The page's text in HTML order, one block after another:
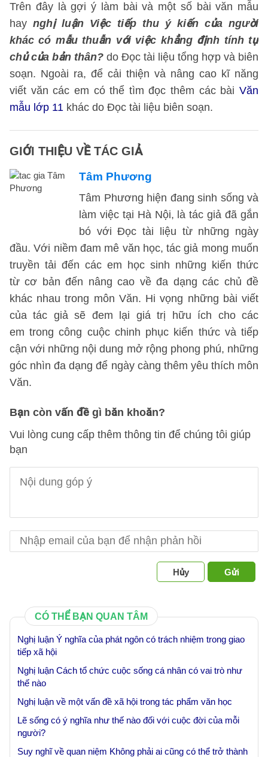
Trên đây là gợi ý làm bài và một số bài văn mẫu
hay nghị luận Việc tiếp thu ý kiến của người
khác có mẫu thuẫn với việc khẳng định tính tự
chủ của bản thân? do Đọc tài liệu tổng hợp và biên
soạn. Ngoài ra, để cải thiện và nâng cao kĩ năng
viết văn các em có thể tìm đọc thêm các bài Văn
mẫu lớp 11 khác do Đọc tài liệu biên soạn.
GIỚI THIỆU VỀ TÁC GIẢ
Tâm Phương
Tâm Phương hiện đang sinh sống và
làm việc tại Hà Nội, là tác giả đã gắn
bó với Đọc tài liệu từ những ngày
đầu. Với niềm đam mê văn học, tác giả mong muốn
truyền tải đến các em học sinh những kiến thức
từ cơ bản đến nâng cao về đa dạng các chủ đề
khác nhau trong môn Văn. Hi vọng những bài viết
của tác giả sẽ đem lại giá trị hữu ích cho các
em trong công cuộc chinh phục kiến thức và tiếp
cận với những nội dung mở rộng phong phú, những
góc nhìn đa dạng để ngày càng thêm yêu thích môn
Văn.
Bạn còn vấn đề gì băn khoăn?
Vui lòng cung cấp thêm thông tin để chúng tôi giúp
bạn
Hủy Gửi
CÓ THỂ BẠN QUAN TÂM
Nghị luận Ý nghĩa của phát ngôn có trách nhiệm trong giao
tiếp xã hội
Nghị luận Cách tổ chức cuộc sống cá nhân có vai trò như
thế nào
Nghị luận về một vấn đề xã hội trong tác phẩm văn học
Lẽ sống có ý nghĩa như thế nào đối với cuộc đời của mỗi
người?
Suy nghĩ về quan niệm Không phải ai cũng có thể trở thành